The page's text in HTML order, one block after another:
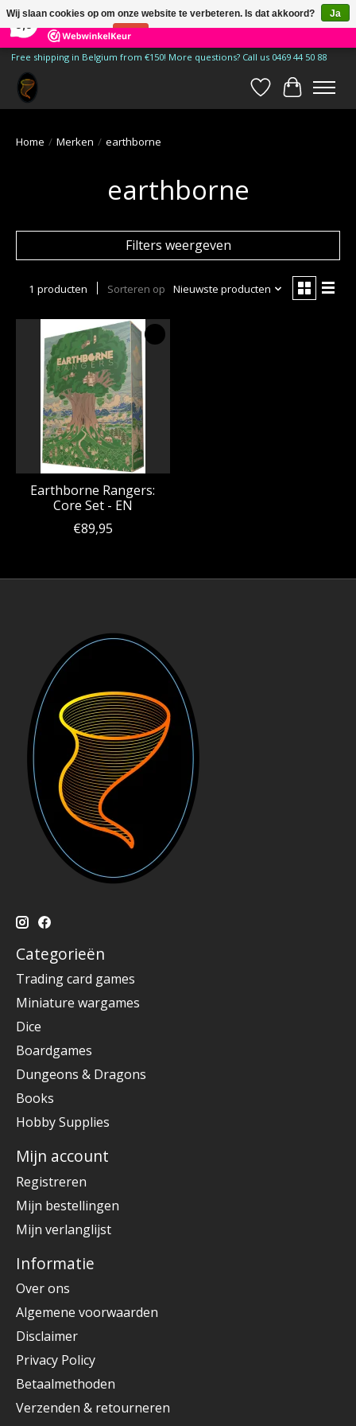
185 Reviews ×
Free shipping in Belgium from €150! More questions? Call us 0469 44 50 88
Verlanglijst
Home / Merken / earthborne
earthborne
Filters weergeven
1 producten Sorteren op Nieuwste producten
Earthborne Rangers:
Core Set - EN
€89,95
Categorieën
Trading card games
Miniature wargames
Dice
Boardgames
Dungeons & Dragons
Books
Hobby Supplies
Mijn account
Registreren
Mijn bestellingen
Mijn verlanglijst
Informatie
Over ons
Algemene voorwaarden
Disclaimer
Privacy Policy
Betaalmethoden
Verzenden & retourneren
Wij slaan cookies op om onze website te verbeteren. Is dat akkoord?
Ja
Nee